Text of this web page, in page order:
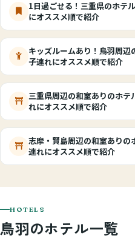
1日過ごせる！三重県のホテ
にオススメ順で紹介
キッズルームあり！鳥羽周辺
子連れにオススメ順で紹介
三重県周辺の和室ありのホ
れにオススメ順で紹介
志摩・賢島周辺の和室ありの
連れにオススメ順で紹介
HOTELS
鳥羽のホテル一覧